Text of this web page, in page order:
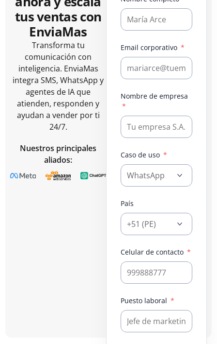
tus ventas con
EnviaMas
Transforma tu
comunicación con
inteligencia. EnviaMas
integra SMS, WhatsApp y
agentes de IA que
atienden, responden y
ayudan a vender por ti
24/7.
Nuestros principales
aliados:
Email corporativo
Nombre de empresa
Caso de uso
País
Celular de contacto
Puesto laboral